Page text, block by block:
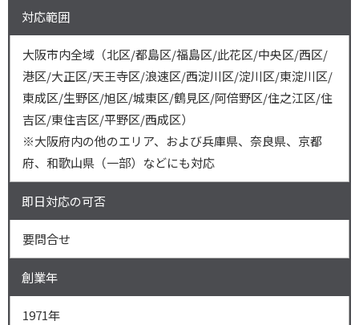
対応範囲
大阪市内全域（北区/都島区/福島区/此花区/中央区/西区/
港区/大正区/天王寺区/浪速区/西淀川区/淀川区/東淀川区/
東成区/生野区/旭区/城東区/鶴見区/阿倍野区/住之江区/住
吉区/東住吉区/平野区/西成区）
※大阪府内の他のエリア、および兵庫県、奈良県、京都
府、和歌山県（一部）などにも対応
即日対応の可否
要問合せ
創業年
1971年